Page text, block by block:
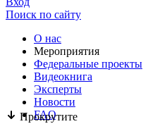
Прокрутите
Поиск по сайту
О нас
Mероприятия
Федеральные проекты
Видеокнига
Эксперты
Новости
FAQ